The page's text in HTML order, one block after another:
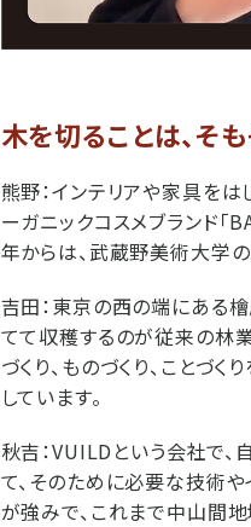
木を切ることは、そ
熊野：インテリアや家具をは
ーガニックコスメブランド「
年からは、武蔵野美術大学
吉田：東京の西の端にある
てて収穫するのが従来の林業
づくり、ものづくり、こと
しています。
秋吉：VUILDという会社で
て、そのために必要な技術や
が強みで、これまで中山間